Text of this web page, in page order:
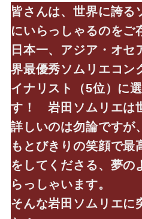
皆さんは、世界に誇る
にいらっしゃるのをご
日本一、アジア・オセ
界最優秀ソムリエコン
イナリスト（5位）に
す！ 岩田ソムリエは
詳しいのは勿論ですが
もとびきりの笑顔で最
をしてくださる、夢の
らっしゃいます。
そんな岩田ソムリエに